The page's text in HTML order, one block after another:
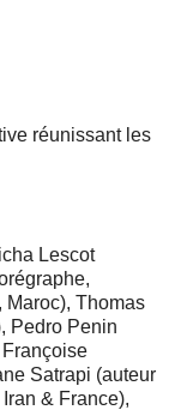
réunissant les
Lescot
Maroc), Thomas
Pedro Penin
Satrapi (auteur
& France),